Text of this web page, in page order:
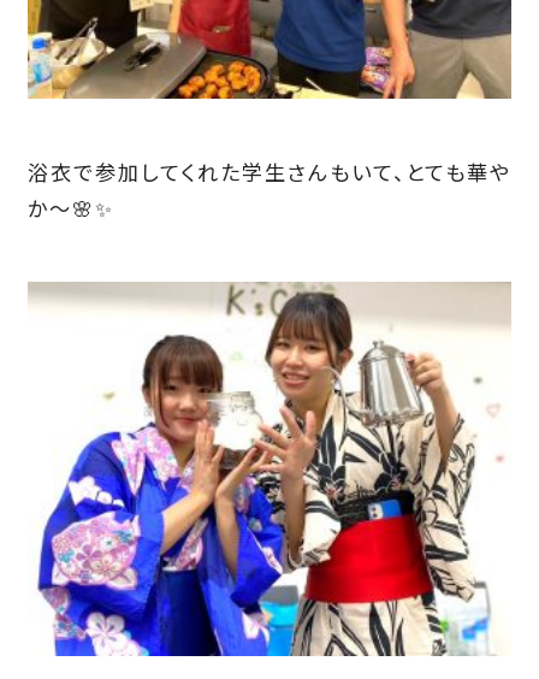
浴衣で参加してくれた学生さんもいて、とても華や
か～🌸✨